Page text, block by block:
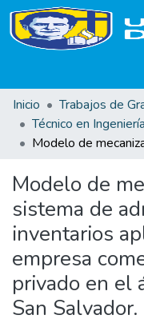
Inicio
Trabajos de
Modelo de
sistema de
inventarios
empresa
privado en el
San Salvador.